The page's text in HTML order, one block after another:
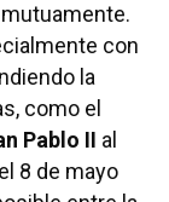
con
la
como el
Pablo II al
8 de mayo